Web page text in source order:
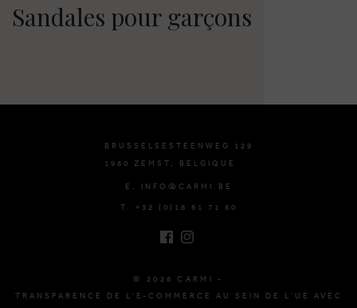
Sandales pour garçons
BRUSSELSESTEENWEG 129
1980 ZEMST, BELGIQUE
E. INFO@CARMI.BE
T. +32 (0)16 61 71 60
© 2026 CARMI -
TRANSPARENCE DE L'E-COMMERCE AU SEIN DE L'UE AVEC